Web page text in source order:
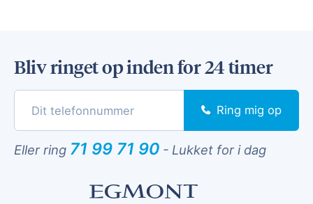
Bliv ringet op inden for 24 timer
Ring mig op
Eller ring 71 99 71 90 - Lukket for i dag